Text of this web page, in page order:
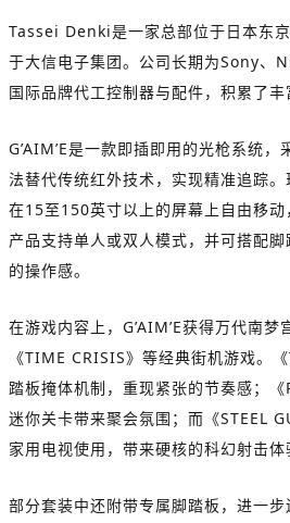
Tassei Denki是一家总部位于日本东
于大信电子集团。公司长期为Sony
国际品牌代工控制器与配件，积累了丰
G’AIM’E是一款即插即用的光枪系统
法替代传统红外技术，实现精准追踪
在15至150英寸以上的屏幕上自由移动
产品支持单人或双人模式，并可搭配
的操作感。
在游戏内容上，G’AIM’E获得万代南梦
《TIME CRISIS》等经典街机游戏。
踏板掩体机制，重现紧张的节奏感；
迷你关卡带来聚会氛围；而《STEEL
家用电视使用，带来硬核的科幻射击体
部分套装中还附带专属脚踏板，进一